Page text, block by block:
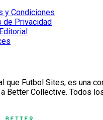
y Condiciones
de Privacidad
que Futbol Sites, es una
Better Collective. Todos